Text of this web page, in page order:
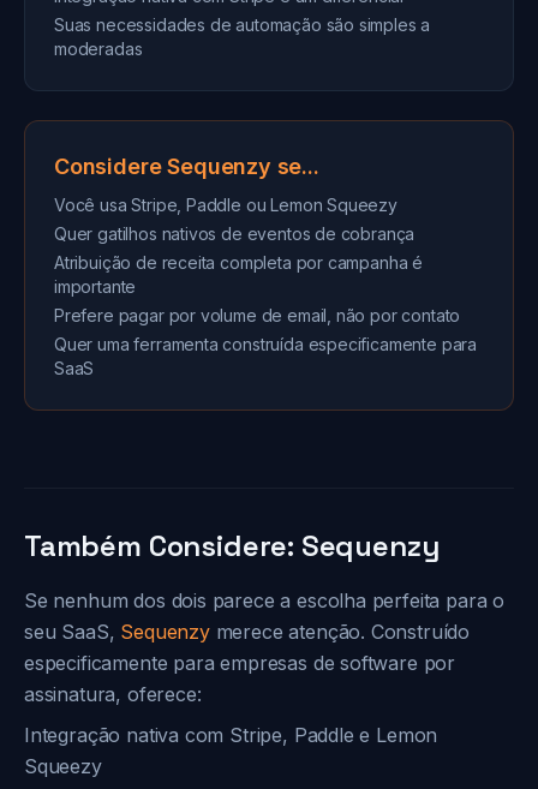
Suas necessidades de automação são simples a
moderadas
Considere Sequenzy se...
Você usa Stripe, Paddle ou Lemon Squeezy
Quer gatilhos nativos de eventos de cobrança
Atribuição de receita completa por campanha é
importante
Prefere pagar por volume de email, não por contato
Quer uma ferramenta construída especificamente para
SaaS
Também Considere: Sequenzy
Se nenhum dos dois parece a escolha perfeita para o
seu SaaS, Sequenzymerece atenção. Construído
especificamente para empresas de software por
assinatura, oferece:
Integração nativa com Stripe, Paddle e Lemon
Squeezy